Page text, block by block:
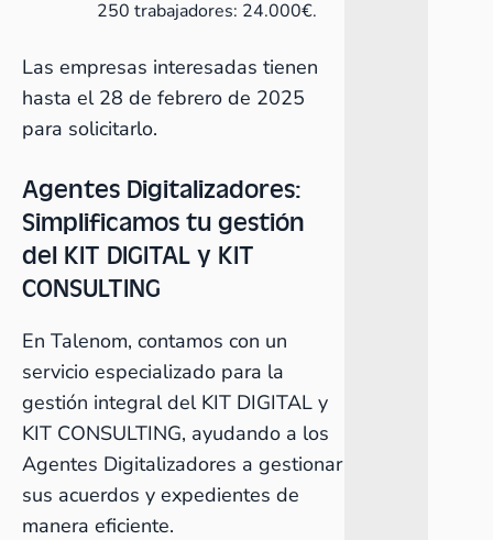
250 trabajadores: 24.000€.
Las empresas interesadas tienen
hasta el 28 de febrero de 2025
para solicitarlo.
Agentes Digitalizadores:
Simplificamos tu gestión
del KIT DIGITAL y KIT
CONSULTING
En Talenom, contamos con un
servicio especializado para la
gestión integral del KIT DIGITAL y
KIT CONSULTING, ayudando a los
Agentes Digitalizadores a gestionar
sus acuerdos y expedientes de
manera eficiente.